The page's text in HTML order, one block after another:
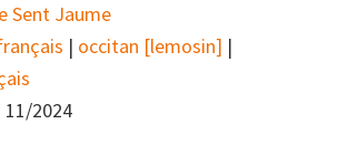
Sent Jaume
| occitan [lemosin] |
11/2024